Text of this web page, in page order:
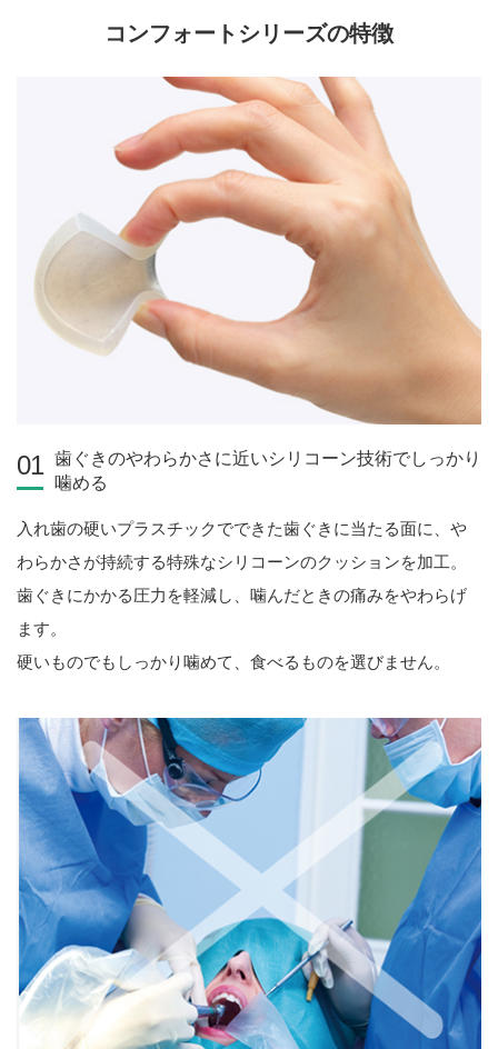
コンフォートシリーズの特徴
01 歯ぐきのやわらかさに近いシリコーン技術でしっかり
噛める
入れ歯の硬いプラスチックでできた歯ぐきに当たる面に、や
わらかさが持続する特殊なシリコーンのクッションを加工。
歯ぐきにかかる圧力を軽減し、噛んだときの痛みをやわらげ
ます。
硬いものでもしっかり噛めて、食べるものを選びません。